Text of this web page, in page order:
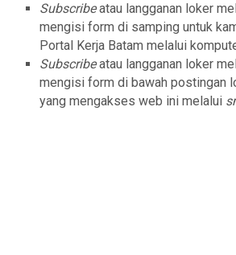
Subscribeatau langganan loker
mengisi form di samping untuk
Portal Kerja Batam melalui
Subscribeatau langganan loker
mengisi form di bawah postingan
yang mengakses web ini melalui